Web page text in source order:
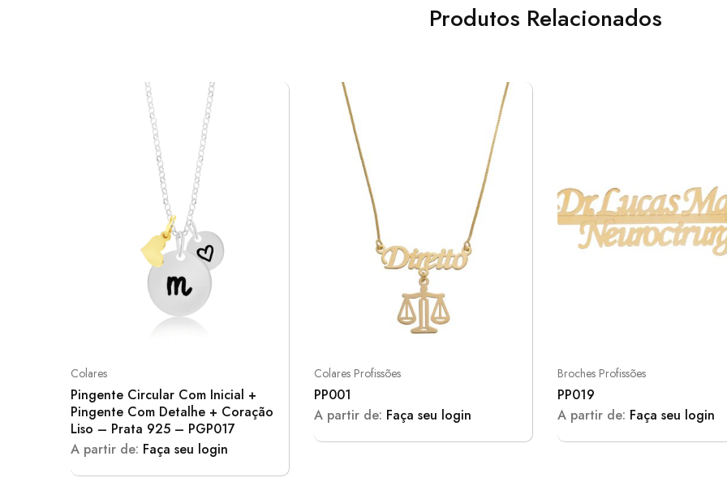
Produtos Relacionados
Colares
Pingente Circular Com Inicial +
Pingente Com Detalhe + Coração
Liso – Prata 925 – PGP017
A partir de: Faça seu login
Colares Profissões
PP001
A partir de: Faça seu login
Broches Profissões
PP019
A partir de: Faça seu login